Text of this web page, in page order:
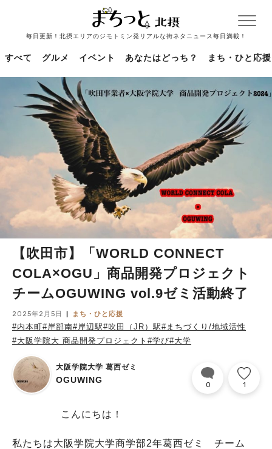
毎日更新！北摂エリアのジモトミン発リアルな街ネタニュース毎日満載！
すべて グルメ イベント あなたはどっち？ まち・ひと応援
【吹田市】「WORLD CONNECT
COLA×OGU」商品開発プロジェクト
チームOGUWING vol.9ゼミ活動終了
2025年2月5日 まち・ひと応援
#内本町#岸部南#岸辺駅#吹田（JR）駅#まちづくり/地域活性
#大阪学院大 商品開発プロジェクト #学び#大学
大阪学院大学 葛西ゼミ
OGUWING 0 1
こんにちは！
私たちは大阪学院大学商学部2年葛西ゼミ チーム